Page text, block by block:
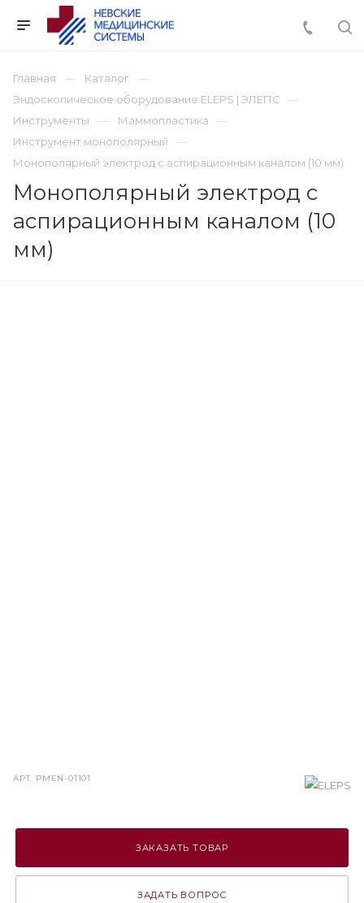
Главная
Каталог
Эндоскопическое оборудование ELEPS | ЭЛЕПС
Инструменты
Маммопластика
Инструмент монополярный
Монополярный электрод с аспирационным каналом (10 мм)
Монополярный электрод с
аспирационным каналом (10
мм)
АРТ. РМЕN-01101
ЗАКАЗАТЬ ТОВАР
ЗАДАТЬ ВОПРОС